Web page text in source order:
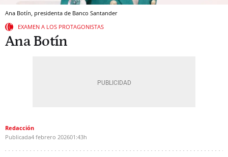
Ana Botín, presidenta de Banco Santander
EXAMEN A LOS PROTAGONISTAS
Ana Botín
Redacción
Publicada4 febrero 202601:43h